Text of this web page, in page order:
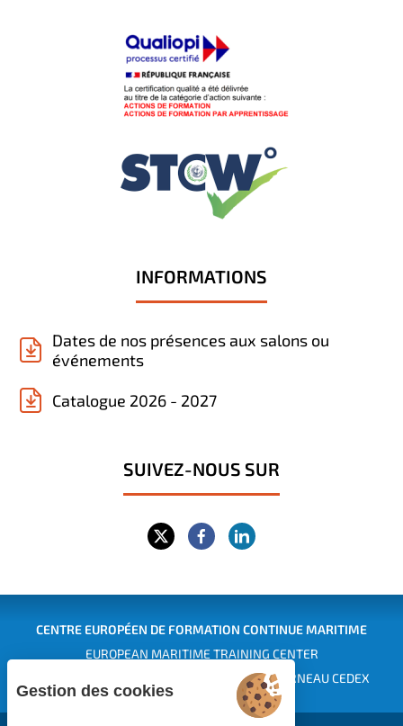
INFORMATIONS
Dates de nos présences aux salons ou
événements
Catalogue 2026 - 2027
SUIVEZ-NOUS SUR
CENTRE EUROPÉEN DE FORMATION CONTINUE MARITIME
EUROPEAN MARITIME TRAINING CENTER
Siège : 1 rue des Pins - BP 229 - 29182 CONCARNEAU CEDEX
Gestion des cookies